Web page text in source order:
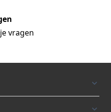
(b x l x h)
vragen